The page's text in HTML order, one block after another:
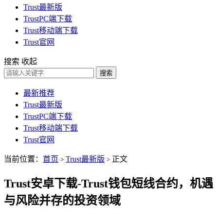
Trust最新版
TrustPC端下载
Trust移动端下载
Trust官网
搜索 收起
搜索
最新推荐
Trust最新版
TrustPC端下载
Trust移动端下载
Trust官网
当前位置： 首页 > Trust最新版 > 正文
Trust安卓下载-Trust钱包短线合约，机遇
与风险并存的投资领域